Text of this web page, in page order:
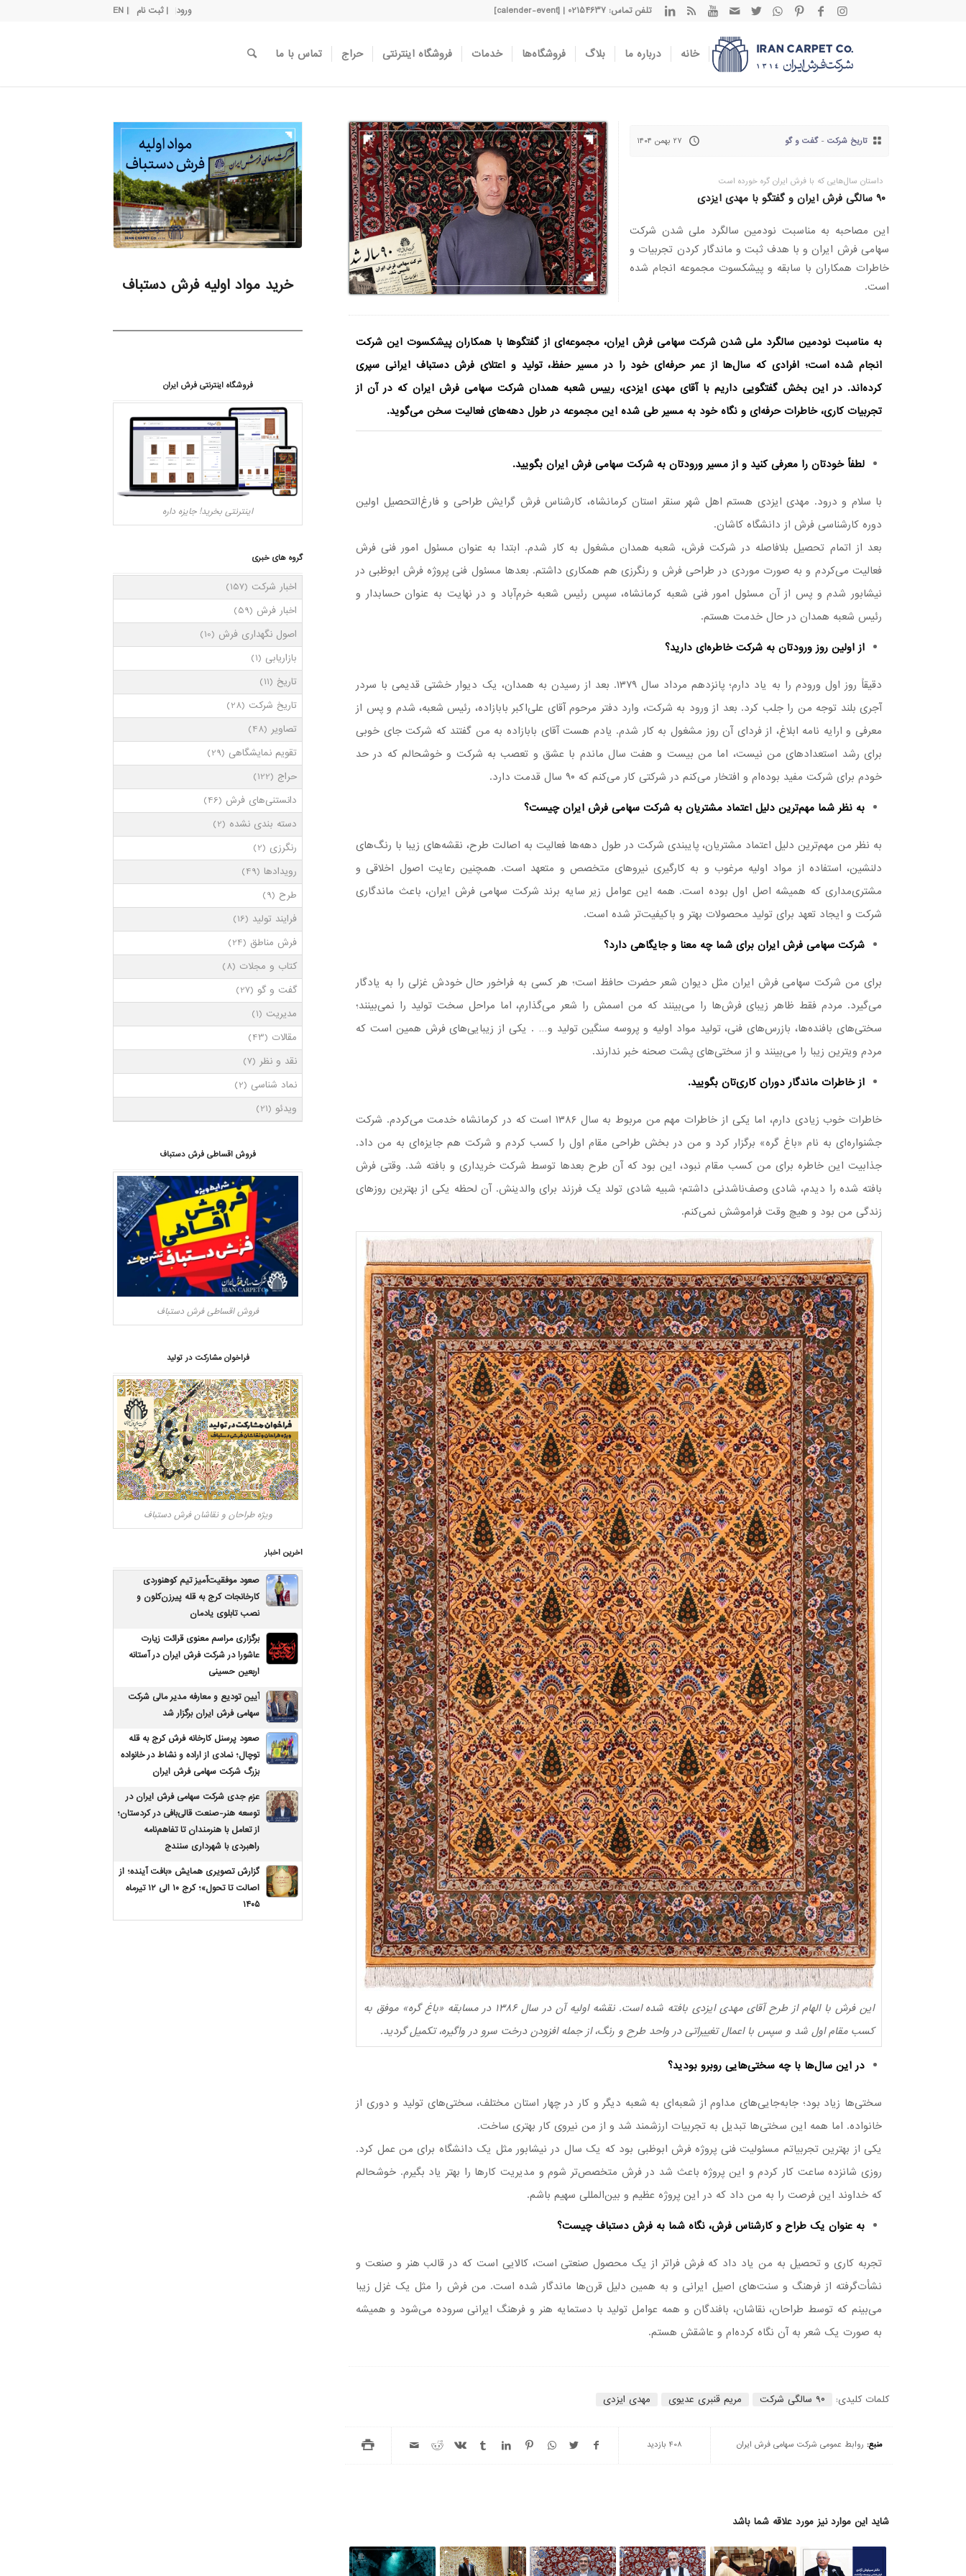
ورود | ثبت نام | EN تلفن تماس: 02154637 | [calender-event]
خانه درباره ما بلاگ فروشگاه‌ها خدمات فروشگاه اینترنتی حراج تماس با ما
تاریخ شرکت -گفت و گو ۲۷ بهمن ۱۴۰۴
داستان سال‌هایی که با فرش ایران گره خورده است
۹۰ سالگی فرش ایران و گفتگو با مهدی ایزدی
این مصاحبه به مناسبت نودمین سالگرد ملی شدن شرکت
سهامی فرش ایران و با هدف ثبت و ماندگار کردن تجربیات و
خاطرات همکاران با سابقه و پیشکسوت مجموعه انجام شده
است.
به مناسبت نودمین سالگرد ملی شدن شرکت سهامی فرش ایران، مجموعه‌ای از گفتگوها با همکاران پیشکسوت این شرکت
انجام شده است؛ افرادی که سال‌ها از عمر حرفه‌ای خود را در مسیر حفظ، تولید و اعتلای فرش دستباف ایرانی سپری
کرده‌اند. در این بخش گفتگویی داریم با آقای مهدی ایزدی، رییس شعبه همدان شرکت سهامی فرش ایران که در آن از
تجربیات کاری، خاطرات حرفه‌ای و نگاه خود به مسیر طی شده این مجموعه در طول دهه‌های فعالیت سخن می‌گوید.
لطفاً خودتان را معرفی کنید و از مسیر ورودتان به شرکت سهامی فرش ایران بگویید.
با سلام و درود. مهدی ایزدی هستم اهل شهر سنقر استان کرمانشاه، کارشناس فرش گرایش طراحی و فارغ‌التحصیل اولین
دوره کارشناسی فرش از دانشگاه کاشان.
بعد از اتمام تحصیل بلافاصله در شرکت فرش، شعبه همدان مشغول به کار شدم. ابتدا به عنوان مسئول امور فنی فرش
فعالیت می‌کردم و به صورت موردی در طراحی فرش و رنگرزی هم همکاری داشتم. بعدها مسئول فنی پروژه فرش ابوظبی در
نیشابور شدم و پس از آن مسئول امور فنی شعبه کرمانشاه، سپس رئیس شعبه خرم‌آباد و در نهایت به عنوان حسابدار و
رئیس شعبه همدان در حال خدمت هستم.
از اولین روز ورودتان به شرکت خاطره‌ای دارید؟
دقیقاً روز اول ورودم را به یاد دارم؛ پانزدهم مرداد سال ۱۳۷۹. بعد از رسیدن به همدان، یک دیوار خشتی قدیمی با سردر
آجری بلند توجه من را جلب کرد. بعد از ورود به شرکت، وارد دفتر مرحوم آقای علی‌اکبر بابازاده، رئیس شعبه، شدم و پس از
معرفی و ارایه نامه ابلاغ، از فردای آن روز مشغول به کار شدم. یادم هست آقای بابازاده به من گفتند که شرکت جای خوبی
برای رشد استعدادهای من نیست، اما من بیست و هفت سال ماندم با عشق و تعصب به شرکت و خوشحالم که در حد
خودم برای شرکت مفید بوده‌ام و افتخار می‌کنم در شرکتی کار می‌کنم که ۹۰ سال قدمت دارد.
به نظر شما مهم‌ترین دلیل اعتماد مشتریان به شرکت سهامی فرش ایران چیست؟
به نظر من مهم‌ترین دلیل اعتماد مشتریان، پایبندی شرکت در طول دهه‌ها فعالیت به اصالت طرح، نقشه‌های زیبا با رنگ‌های
دلنشین، استفاده از مواد اولیه مرغوب و به کارگیری نیروهای متخصص و متعهد است. همچنین رعایت اصول اخلاقی و
مشتری‌مداری که همیشه اصل اول بوده است. همه این عوامل زیر سایه برند شرکت سهامی فرش ایران، باعث ماندگاری
شرکت و ایجاد تعهد برای تولید محصولات بهتر و باکیفیت‌تر شده است.
شرکت سهامی فرش ایران برای شما چه معنا و جایگاهی دارد؟
برای من شرکت سهامی فرش ایران مثل دیوان شعر حضرت حافظ است؛ هر کسی به فراخور حال خودش غزلی را به یادگار
می‌گیرد. مردم فقط ظاهر زیبای فرش‌ها را می‌بینند که من اسمش را شعر می‌گذارم، اما مراحل سخت تولید را نمی‌بینند؛
سختی‌های بافنده‌ها، بازرس‌های فنی، تولید مواد اولیه و پروسه سنگین تولید و… . یکی از زیبایی‌های فرش همین است که
مردم ویترین زیبا را می‌بینند و از سختی‌های پشت صحنه خبر ندارند.
از خاطرات ماندگار دوران کاری‌تان بگویید.
خاطرات خوب زیادی دارم، اما یکی از خاطرات مهم من مربوط به سال ۱۳۸۶ است که در کرمانشاه خدمت می‌کردم. شرکت
جشنواره‌ای به نام «باغ گره» برگزار کرد و من در بخش طراحی مقام اول را کسب کردم و شرکت هم جایزه‌ای به من داد.
جذابیت این خاطره برای من کسب مقام نبود، این بود که آن طرح بعدها توسط شرکت خریداری و بافته شد. وقتی فرش
بافته شده را دیدم، شادی وصف‌ناشدنی داشتم؛ شبیه شادی تولد یک فرزند برای والدینش. آن لحظه یکی از بهترین روزهای
زندگی من بود و هیچ وقت فراموشش نمی‌کنم.
این فرش با الهام از طرح آقای مهدی ایزدی بافته شده است. نقشه اولیه آن در سال ۱۳۸۶ در مسابقه «باغ گره» موفق به
کسب مقام اول شد و سپس با اعمال تغییراتی در واحد طرح و رنگ، از جمله افزودن درخت سرو در واگیره، تکمیل گردید.
در این سال‌ها با چه سختی‌هایی روبرو بودید؟
سختی‌ها زیاد بود؛ جابه‌جایی‌های مداوم از شعبه‌ای به شعبه دیگر و کار در چهار استان مختلف، سختی‌های تولید و دوری از
خانواده. اما همه این سختی‌ها تبدیل به تجربیات ارزشمند شد و از من نیروی کار بهتری ساخت.
یکی از بهترین تجربیاتم مسئولیت فنی پروژه فرش ابوظبی بود که یک سال در نیشابور مثل یک دانشگاه برای من عمل کرد.
روزی شانزده ساعت کار کردم و این پروژه باعث شد در فرش متخصص‌تر شوم و مدیریت کارها را بهتر یاد بگیرم. خوشحالم
که خداوند این فرصت را به من داد که در این پروژه عظیم و بین‌المللی سهیم باشم.
به عنوان یک طراح و کارشناس فرش، نگاه شما به فرش دستباف چیست؟
تجربه کاری و تحصیل به من یاد داد که فرش فراتر از یک محصول صنعتی است، کالایی است که در قالب هنر و صنعت و
نشأت‌گرفته از فرهنگ و سنت‌های اصیل ایرانی و به همین دلیل قرن‌ها ماندگار شده است. من فرش را مثل یک غزل زیبا
می‌بینم که توسط طراحان، نقاشان، بافندگان و همه عوامل تولید با دستمایه هنر و فرهنگ ایرانی سروده می‌شود و همیشه
به صورت یک شعر به آن نگاه کرده‌ام و عاشقش هستم.
کلمات کلیدی: ۹۰ سالگی شرکت مریم قنبری عدیوی مهدی ایزدی
منبع: روابط عمومی شرکت سهامی فرش ایران 408 بازدید
شاید این موارد نیز مورد علاقه شما باشد
خرید مواد اولیه فرش دستباف
فروشگاه اینترنتی فرش ایران
اینترنتی بخرید! جایزه داره
گروه های خبری
اخبار شرکت (157)
اخبار فرش (59)
اصول نگهداری فرش (10)
بازاریابی (1)
تاریخ (11)
تاریخ شرکت (28)
تصاویر (48)
تقویم نمایشگاهی (29)
حراج (122)
دانستنی‌های فرش (46)
دسته بندی نشده (2)
رنگرزی (2)
رویدادها(49)
طرح (9)
فرایند تولید (16)
فرش مناطق (24)
کتاب و مجلات (8)
گفت و گو (27)
مدیریت (1)
مقالات (43)
نقد و نظر (7)
نماد شناسی (2)
ویدئو (21)
فروش اقساطی فرش دستباف
فروش اقساطی فرش دستباف
فراخوان مشارکت در تولید
ویژه طراحان و نقاشان فرش دستباف
اخرین اخبار
صعود موفقیت‌آمیز تیم کوهنوردی
کارخانجات کرج به قله پیرزن‌کلون و
نصب تابلوی یادمان
برگزاری مراسم معنوی قرائت زیارت
عاشورا در شرکت فرش ایران در آستانه
اربعین حسینی
آیین تودیع و معارفه مدیر مالی شرکت
سهامی فرش ایران برگزار شد
صعود پرسنل کارخانه فرش کرج به قله
توچال؛ نمادی از اراده و نشاط در خانواده
بزرگ شرکت سهامی فرش ایران
عزم جدی شرکت سهامی فرش ایران در
توسعه هنر-صنعت قالی‌بافی در کردستان؛
از تعامل با هنرمندان تا تفاهم‌نامه
راهبردی با شهرداری سنندج
گزارش تصویری همایش «بافت آینده؛ از
اصالت تا تحول»؛ کرج ۱۰ الی ۱۲ تیرماه
۱۴۰۵